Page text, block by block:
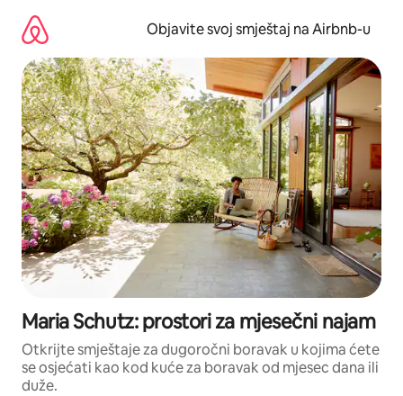
sadržaj
Objavite svoj smještaj na Airbnb-u
Maria Schutz: prostori za mjesečni najam
Otkrijte smještaje za dugoročni boravak u kojima ćete
se osjećati kao kod kuće za boravak od mjesec dana ili
duže.